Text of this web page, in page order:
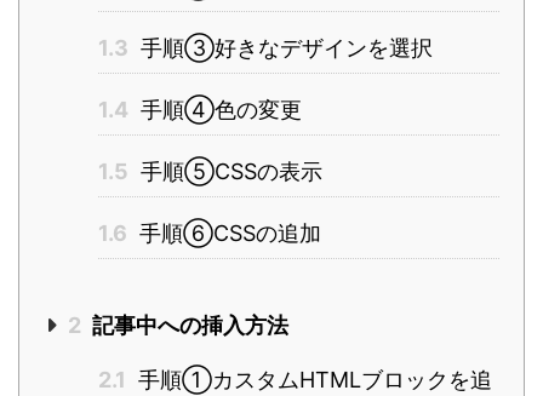
1.3 手順③好きなデザインを選択
1.4 手順④色の変更
1.5 手順⑤CSSの表示
1.6 手順⑥CSSの追加
2 記事中への挿入方法
2.1 手順①カスタムHTMLブロックを追